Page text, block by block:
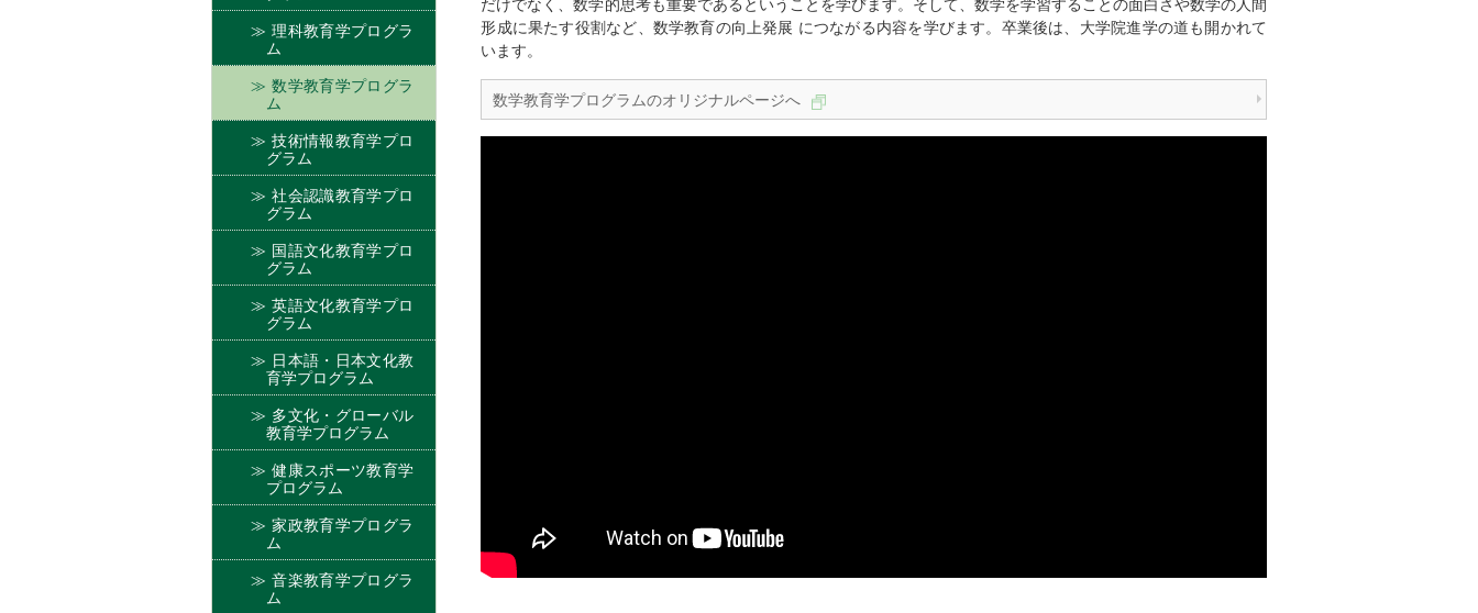
だけでなく、数学的思考も重要であるということを学びます。そして、数学を学習することの面白さや数学の人間
形成に果たす役割など、数学教育の向上発展 につながる内容を学びます。卒業後は、大学院進学の道も開かれて
います。
数学教育学プログラムのオリジナルページへ
理科教育学プログラ
ム
数学教育学プログラ
ム
技術情報教育学プロ
グラム
社会認識教育学プロ
グラム
国語文化教育学プロ
グラム
英語文化教育学プロ
グラム
日本語・日本文化教
育学プログラム
多文化・グローバル
教育学プログラム
健康スポーツ教育学
プログラム
家政教育学プログラ
ム
音楽教育学プログラ
ム